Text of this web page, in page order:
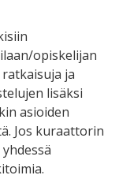
opiskelijan
ja
lisäksi
asioiden
Jos kuraattorin